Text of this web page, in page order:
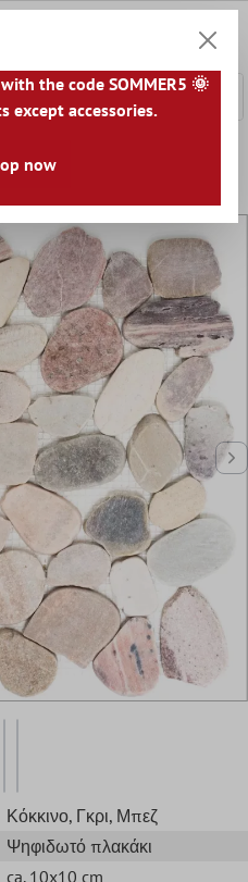
Ποταμού
Τομή Kos
Κόκκινο, Γκρι, Μπεζ
Ψηφιδωτό πλακάκι
ca. 10x10 cm
the code SOMMER5 🌞
except accessories.
now